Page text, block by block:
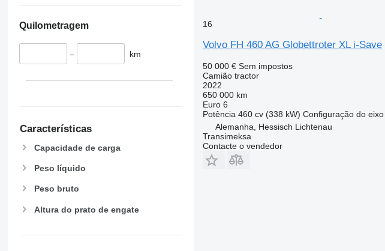
Quilometragem
– km
Características
Capacidade de carga
Peso líquido
Peso bruto
Altura do prato de engate
16
Volvo FH 460 AG Globettroter XL i-Save
50 000 € Sem impostos
Camião tractor
2022
650 000 km
Euro 6
Potência 460 cv (338 kW) Configuração do eixo
Alemanha, Hessisch Lichtenau
Transimeksa
Contacte o vendedor